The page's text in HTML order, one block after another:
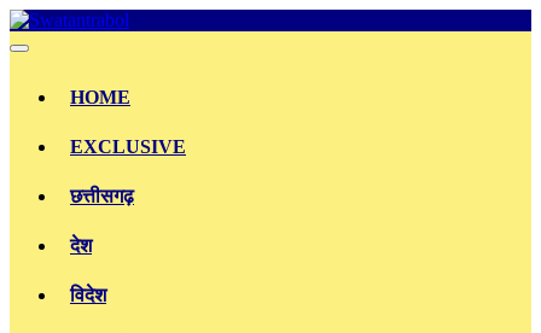
Skip
to
HOME
EXCLUSIVE
छत्तीसगढ़
देश
विदेश